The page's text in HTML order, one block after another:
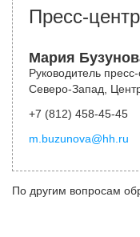
Пресс-центр
Мария
Руководитель
Северо-Запад,
+7 (812) 458-45-45
m.buzunova@hh.ru
По другим вопросам